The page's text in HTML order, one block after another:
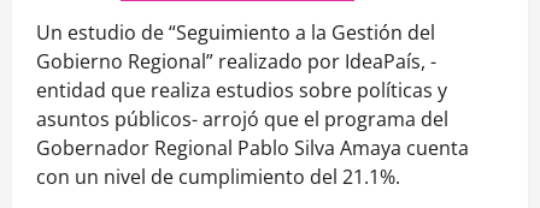
Un estudio de “Seguimiento a la Gestión del
Gobierno Regional” realizado por IdeaPaís, -
entidad que realiza estudios sobre políticas y
asuntos públicos- arrojó que el programa del
Gobernador Regional Pablo Silva Amaya cuenta
con un nivel de cumplimiento del 21.1%.